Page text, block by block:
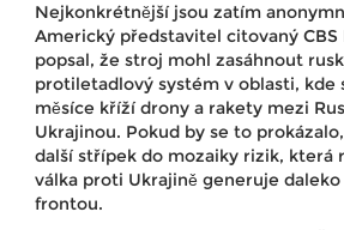
Nejkonkrétnější jsou zatím
Americký představitel citovaný CBS
popsal, že stroj mohl zasáhnout
protiletadlový systém v oblasti, kde
měsíce kříží drony a rakety mezi
Ukrajinou. Pokud by se to
další střípek do mozaiky rizik, která
válka proti Ukrajině generuje daleko
frontou.